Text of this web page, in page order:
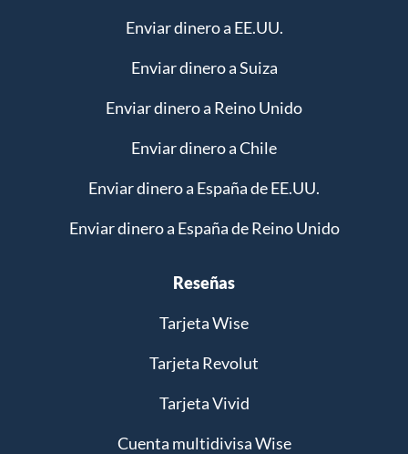
Enviar dinero a EE.UU.
Enviar dinero a Suiza
Enviar dinero a Reino Unido
Enviar dinero a Chile
Enviar dinero a España de EE.UU.
Enviar dinero a España de Reino Unido
Reseñas
Tarjeta Wise
Tarjeta Revolut
Tarjeta Vivid
Cuenta multidivisa Wise